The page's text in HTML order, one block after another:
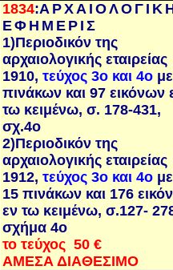
1834:
ΕΦΗΜΕΡΙΣ
1)Περιοδικόν της
αρχαιολογικής εταιρείας
1910, τεύχος 3ο και 4ο
πινάκων και 97 εικόνων
τω κειμένω, σ. 178-431,
σχ.4ο
2)Περιοδικόν της
αρχαιολογικής εταιρείας
1912, τεύχος 3ο και 4ο
15 πινάκων και 176
εν τω κειμένω, σ.127-
σχήμα 4ο
το τεύχος 50€
ΑΜΕΣΑ ΔΙΑΘΕΣΙΜΟ